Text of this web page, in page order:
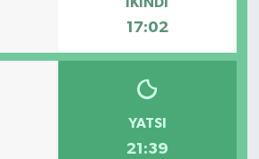
17:02
YATSI
21:39